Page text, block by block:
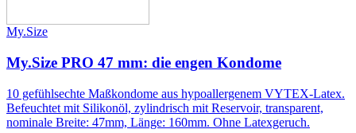
My.Size
My.Size PRO 47 mm: die engen Kondome
10 gefühlsechte Maßkondome aus hypoallergenem VYTEX-Latex.
Befeuchtet mit Silikonöl, zylindrisch mit Reservoir, transparent,
nominale Breite: 47mm, Länge: 160mm. Ohne Latexgeruch.